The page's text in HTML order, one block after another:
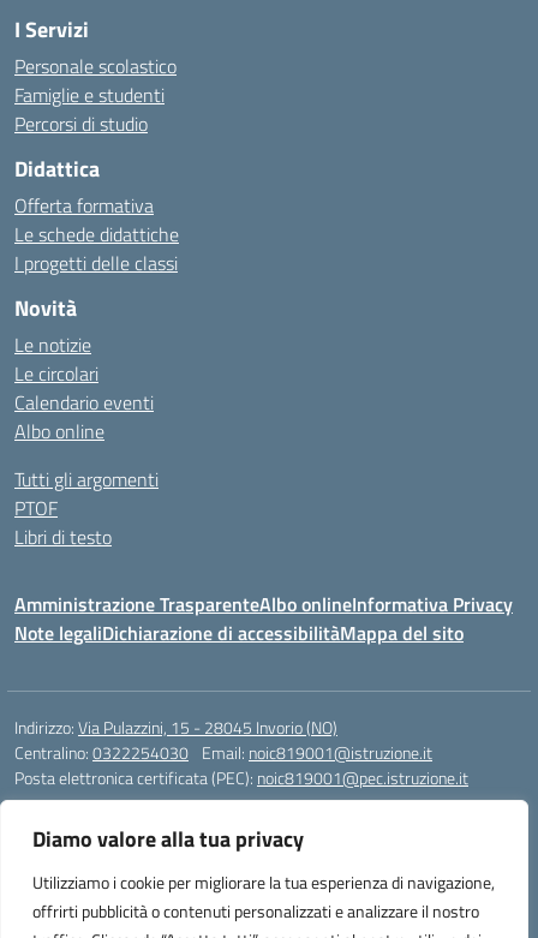
Diamo valore alla tua privacy
Utilizziamo i cookie per migliorare la tua esperienza di navigazione,
offrirti pubblicità o contenuti personalizzati e analizzare il nostro
I Servizi
Personale scolastico
Famiglie e studenti
Percorsi di studio
Didattica
Offerta formativa
Le schede didattiche
I progetti delle classi
Novità
Le notizie
Le circolari
Calendario eventi
Albo online
Tutti gli argomenti
PTOF
Libri di testo
Amministrazione TrasparenteAlbo onlineInformativa Privacy
Note legaliDichiarazione di accessibilitàMappa del sito
Indirizzo:Via Pulazzini, 15 - 28045 Invorio (NO)
Centralino:0322254030 Email: noic819001@istruzione.it
Posta elettronica certificata (PEC): noic819001@pec.istruzione.it
Codice meccanografico:NOIC819001
Codice Indice delle Pubbliche Amministrazioni (IPA): istsc_noic819001
Codice unico di fatturazione (CUF): UFZ9M3